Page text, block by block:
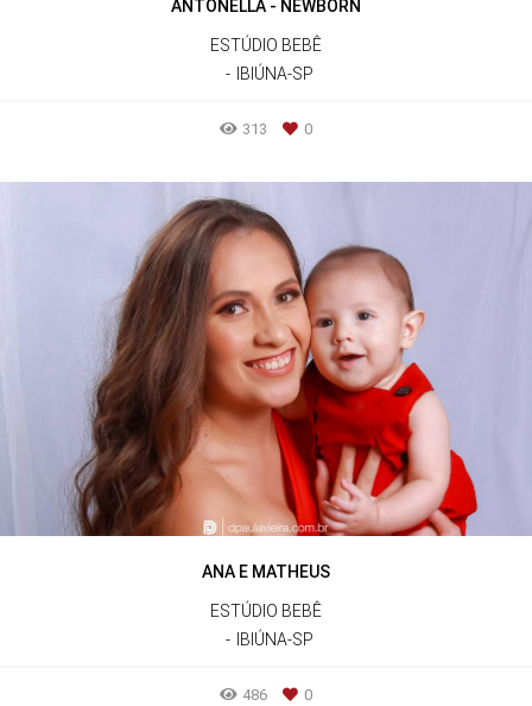
ANTONELLA - NEWBORN
ESTÚDIO BEBÊ
IBIÚNA-SP
313 0
ANA E MATHEUS
ESTÚDIO BEBÊ
IBIÚNA-SP
486 0